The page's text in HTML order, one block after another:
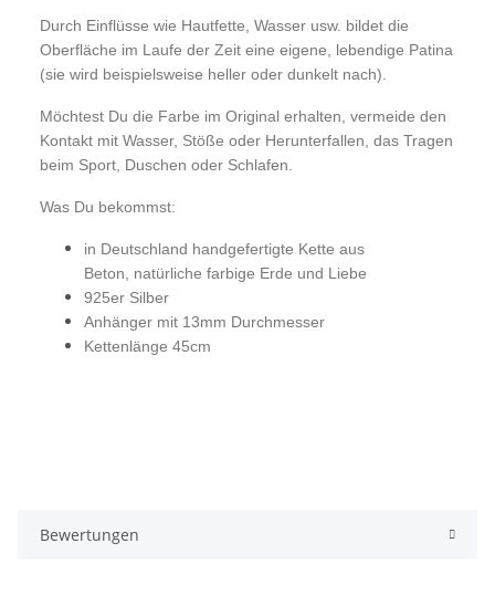
Durch Einflüsse wie Hautfette, Wasser usw. bildet die
Oberfläche im Laufe der Zeit eine eigene, lebendige Patina
(sie wird beispielsweise heller oder dunkelt nach).
Möchtest Du die Farbe im Original erhalten, vermeide den
Kontakt mit Wasser, Stöße oder Herunterfallen, das Tragen
beim Sport, Duschen oder Schlafen.
Was Du bekommst:
in Deutschland handgefertigte Kette aus
Beton, natürliche farbige Erde und Liebe
925er Silber
Anhänger mit 13mm Durchmesser
Kettenlänge 45cm
Bewertungen